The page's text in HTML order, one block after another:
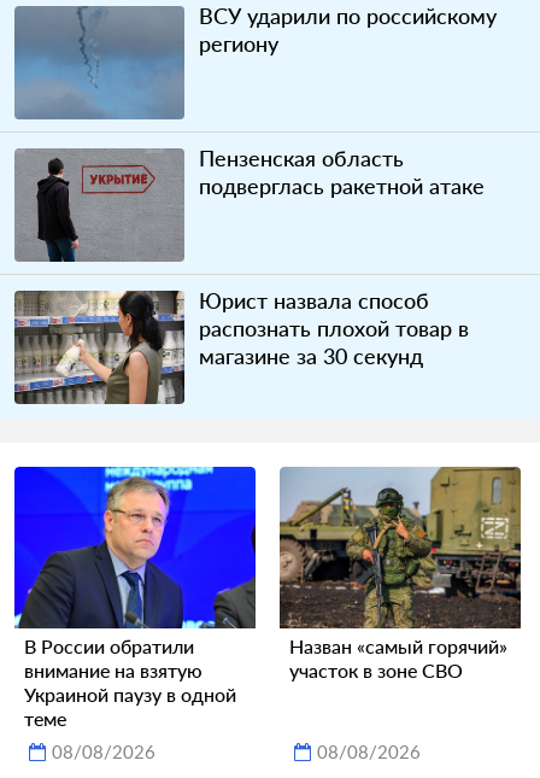
ВСУ ударили по российскому
региону
Пензенская область
подверглась ракетной атаке
Юрист назвала способ
распознать плохой товар в
магазине за 30 секунд
В России обратили
внимание на взятую
Украиной паузу в одной
теме
08/08/2026
Назван «самый горячий»
участок в зоне СВО
08/08/2026